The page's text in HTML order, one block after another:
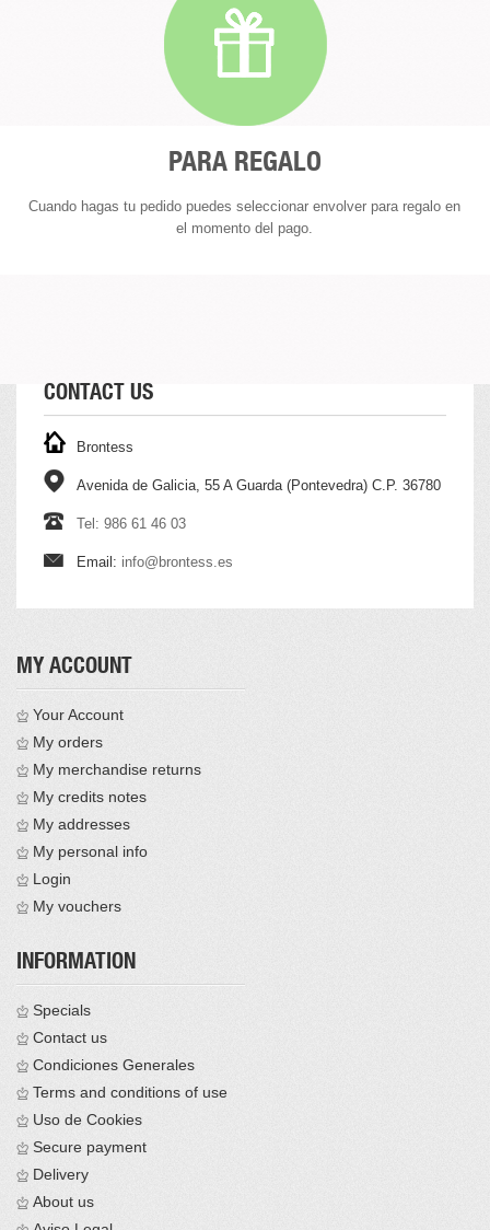
PARA REGALO
Cuando hagas tu pedido puedes seleccionar envolver para regalo en
el momento del pago.
CONTACT US
Brontess
Avenida de Galicia, 55 A Guarda (Pontevedra) C.P. 36780
Tel: 986 61 46 03
Email: info@brontess.es
MY ACCOUNT
Your Account
My orders
My merchandise returns
My credits notes
My addresses
My personal info
Login
My vouchers
INFORMATION
Specials
Contact us
Condiciones Generales
Terms and conditions of use
Uso de Cookies
Secure payment
Delivery
About us